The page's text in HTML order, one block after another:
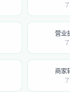
营业
商家